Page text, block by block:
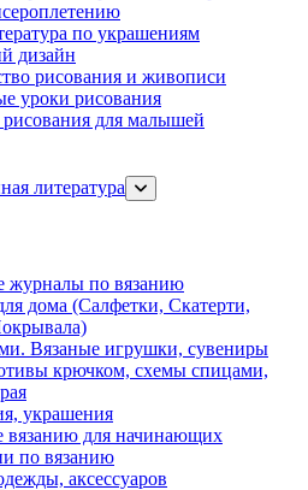
по украшениям
дизайн
рисования и живописи
уроки рисования
для малышей
литература
по вязанию
дома (Салфетки, Скатерти,
Вязаные игрушки, сувениры
крючком, схемы спицами,
украшения
вязанию для начинающих
по вязанию
аксессуаров